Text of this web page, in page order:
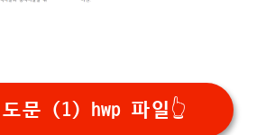
문 (1) hwp 파일👆️